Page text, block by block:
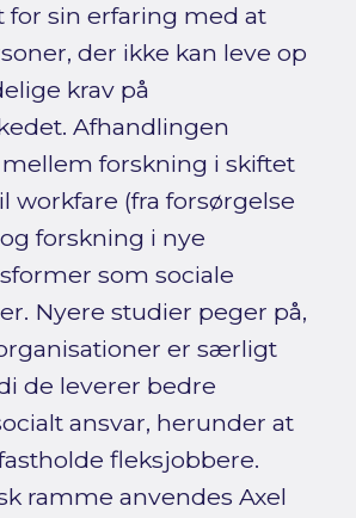
for sin erfaring med at
der ikke kan leve op
krav på
Afhandlingen
forskning i skiftet
workfare (fra forsørgelse
forskning i nye
som sociale
Nyere studier peger på,
er særligt
de leverer bedre
ansvar, herunder at
fleksjobbere.
ramme anvendes Axel